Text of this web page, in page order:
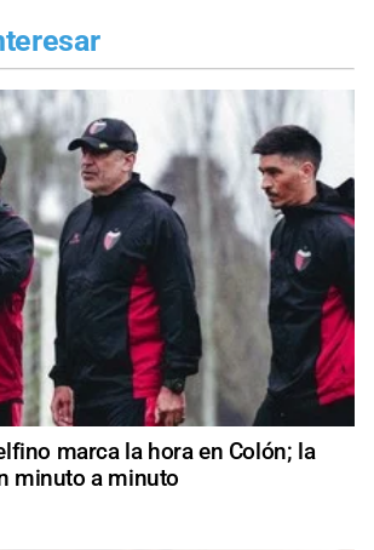
marca la hora en Colón; la
minuto a minuto